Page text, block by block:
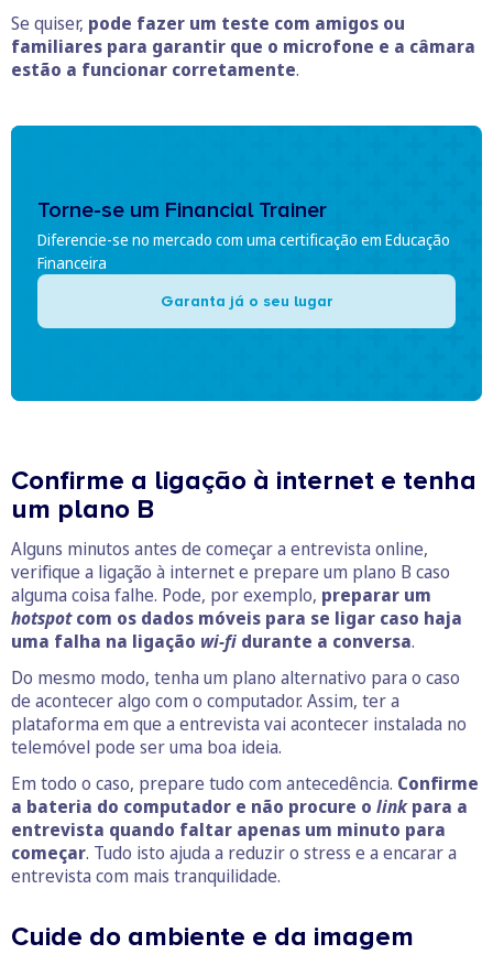
Se quiser, pode fazer um teste com amigos ou
familiares para garantir que o microfone e a câmara
estão a funcionar corretamente.
Torne-se um Financial Trainer
Diferencie-se no mercado com uma certificação em Educação
Financeira
Garanta já o seu lugar
Confirme a ligação à internet e tenha
um plano B
Alguns minutos antes de começar a entrevista online,
verifique a ligação à internet e prepare um plano B caso
alguma coisa falhe. Pode, por exemplo, preparar um
hotspotcom os dados móveis para se ligar caso haja
uma falha na ligação wi-fi durante a conversa.
Do mesmo modo, tenha um plano alternativo para o caso
de acontecer algo com o computador. Assim, ter a
plataforma em que a entrevista vai acontecer instalada no
telemóvel pode ser uma boa ideia.
Em todo o caso, prepare tudo com antecedência. Confirme
a bateria do computador e não procure o linkpara a
entrevista quando faltar apenas um minuto para
começar. Tudo isto ajuda a reduzir o stress e a encarar a
entrevista com mais tranquilidade.
Cuide do ambiente e da imagem